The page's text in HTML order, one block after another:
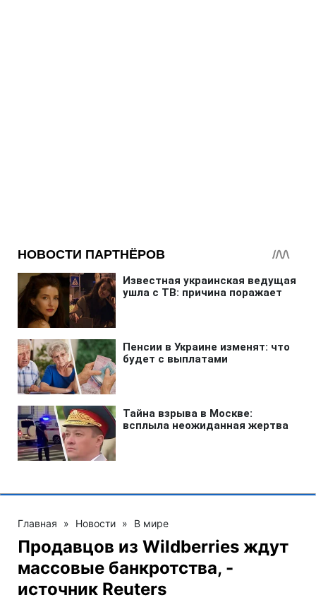
Главная » Новости » В мире
Продавцов из Wildberries ждут
массовые банкротства, -
источник Reuters